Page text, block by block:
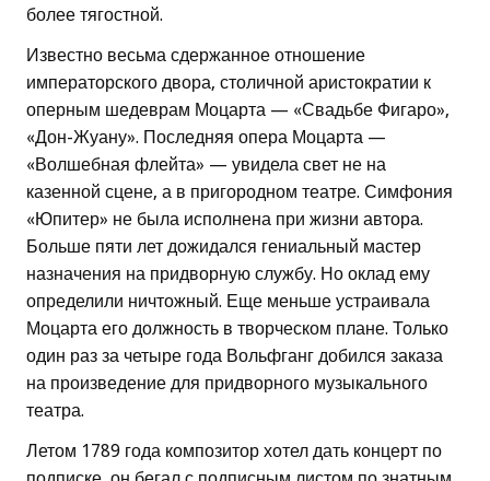
более тягостной.
Известно весьма сдержанное отношение
императорского двора, столичной аристократии к
оперным шедеврам Моцарта — «Свадьбе Фигаро»,
«Дон-Жуану». Последняя опера Моцарта —
«Волшебная флейта» — увидела свет не на
казенной сцене, а в пригородном театре. Симфония
«Юпитер» не была исполнена при жизни автора.
Больше пяти лет дожидался гениальный мастер
назначения на придворную службу. Но оклад ему
определили ничтожный. Еще меньше устраивала
Моцарта его должность в творческом плане. Только
один раз за четыре года Вольфганг добился заказа
на произведение для придворного музыкального
театра.
Летом 1789 года композитор хотел дать концерт по